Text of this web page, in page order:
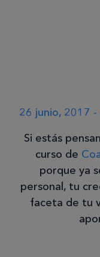
26 junio, 2017
Si estás
curso de
porque ya
personal, tu
faceta de tu